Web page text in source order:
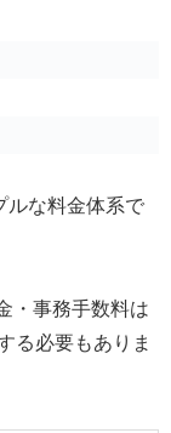
ルな料金体系で
・事務手数料は
る必要もありま